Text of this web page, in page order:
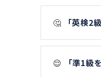
🤔 「英検2
😌 「準1級